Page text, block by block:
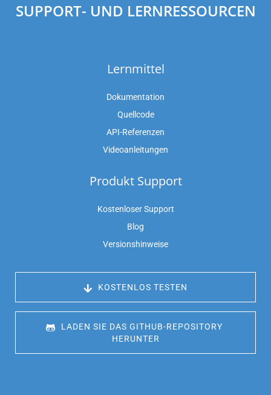
SUPPORT- UND LERNRESSOURCEN
Lernmittel
Dokumentation
Quellcode
API-Referenzen
Videoanleitungen
Produkt Support
Kostenloser Support
Blog
Versionshinweise
KOSTENLOS TESTEN
LADEN SIE DAS GITHUB-REPOSITORY
HERUNTER